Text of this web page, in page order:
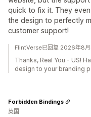
quick to fix it. They
the design to perfectly
customer support!
FlintVerse已回复 2026年8月
Thanks, Real You - US!
design to your branding
Forbidden Bindings
英国